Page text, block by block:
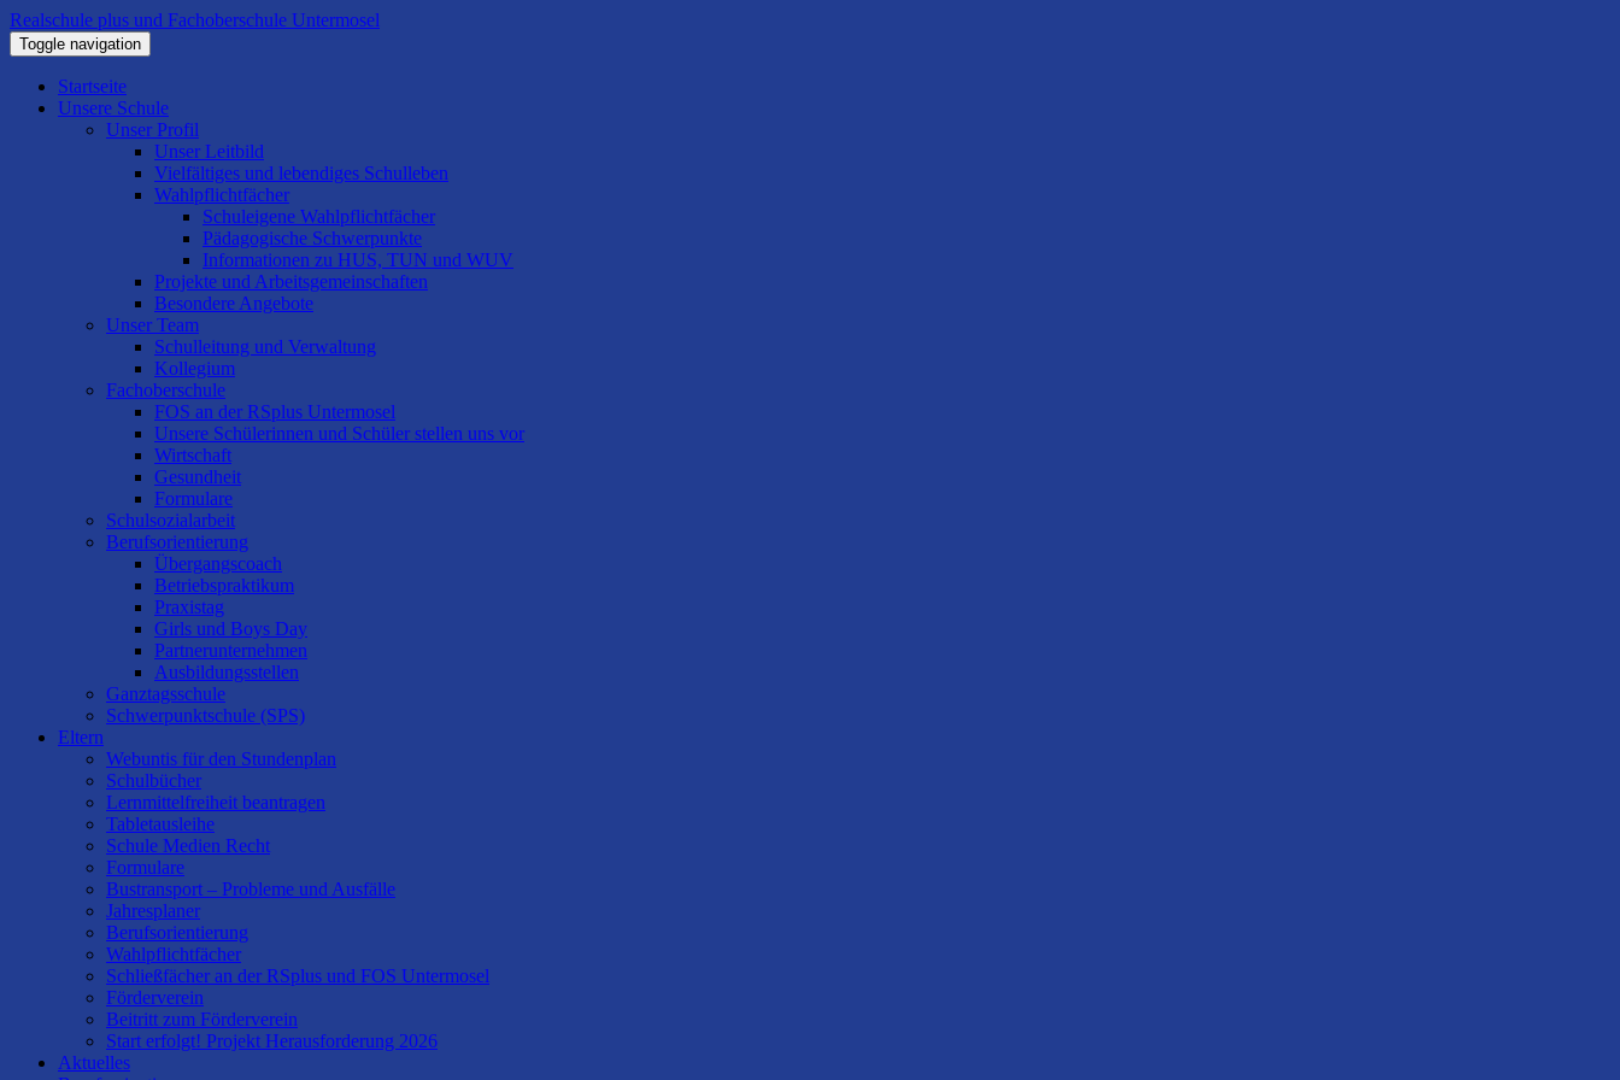
Realschule plus und Fachoberschule Untermosel
Toggle navigation
Startseite
Unsere Schule
Unser Profil
Unser Leitbild
Vielfältiges und lebendiges Schulleben
Wahlpflichtfächer
Schuleigene Wahlpflichtfächer
Pädagogische Schwerpunkte
Informationen zu HUS, TUN und WUV
Projekte und Arbeitsgemeinschaften
Besondere Angebote
Unser Team
Schulleitung und Verwaltung
Kollegium
Fachoberschule
FOS an der RSplus Untermosel
Unsere Schülerinnen und Schüler stellen uns vor
Wirtschaft
Gesundheit
Formulare
Schulsozialarbeit
Berufsorientierung
Übergangscoach
Betriebspraktikum
Praxistag
Girls und Boys Day
Partnerunternehmen
Ausbildungsstellen
Ganztagsschule
Schwerpunktschule (SPS)
Eltern
Webuntis für den Stundenplan
Schulbücher
Lernmittelfreiheit beantragen
Tabletausleihe
Schule Medien Recht
Formulare
Bustransport – Probleme und Ausfälle
Jahresplaner
Berufsorientierung
Wahlpflichtfächer
Schließfächer an der RSplus und FOS Untermosel
Förderverein
Beitritt zum Förderverein
Start erfolgt! Projekt Herausforderung 2026
Aktuelles